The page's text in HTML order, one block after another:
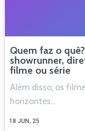
Quem faz o
showrunner,
filme ou série
18 JUN, 25
Além disso, os
horizontes…